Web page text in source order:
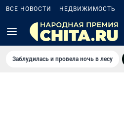
ВСЕ НОВОСТИ НЕДВИЖИМОСТЬ
Заблудилась и провела ночь в лесу